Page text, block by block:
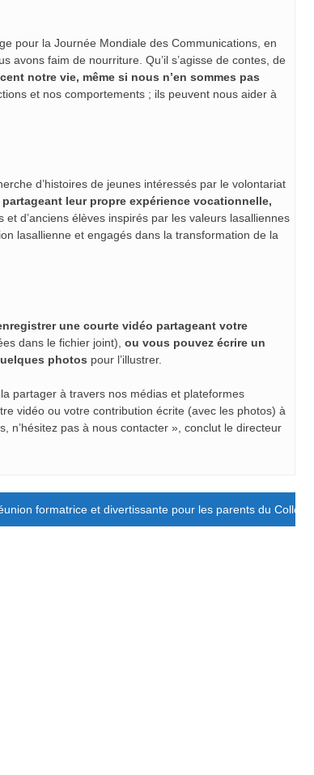
pour la Journée Mondiale des Communications, en
avons faim de nourriture. Qu’il s’agisse de contes, de
notre vie, même si nous n’en sommes pas
et nos comportements ; ils peuvent nous aider à
d’histoires de jeunes intéressés par le volontariat
partageant leur propre expérience vocationnelle,
et d’anciens élèves inspirés par les valeurs lasalliennes
lasallienne et engagés dans la transformation de la
une courte vidéo partageant votre
dans le fichier joint), ou vous pouvez écrire un
photos pour l’illustrer.
partager à travers nos médias et plateformes
vidéo ou votre contribution écrite (avec les photos) à
n’hésitez pas à nous contacter », conclut le directeur
Internationales Lasalliennes pour la Paix
formatrice et divertissante pour les parents du